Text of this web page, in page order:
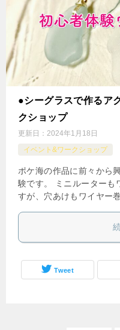
●シーグラスで作るア
クショップ
更新日： 2024年1月18日
イベント&ワークショップ
ポケ海の作品に前々から
験です。 ミニルーターも
すが、穴あけもワイヤー
Tweet